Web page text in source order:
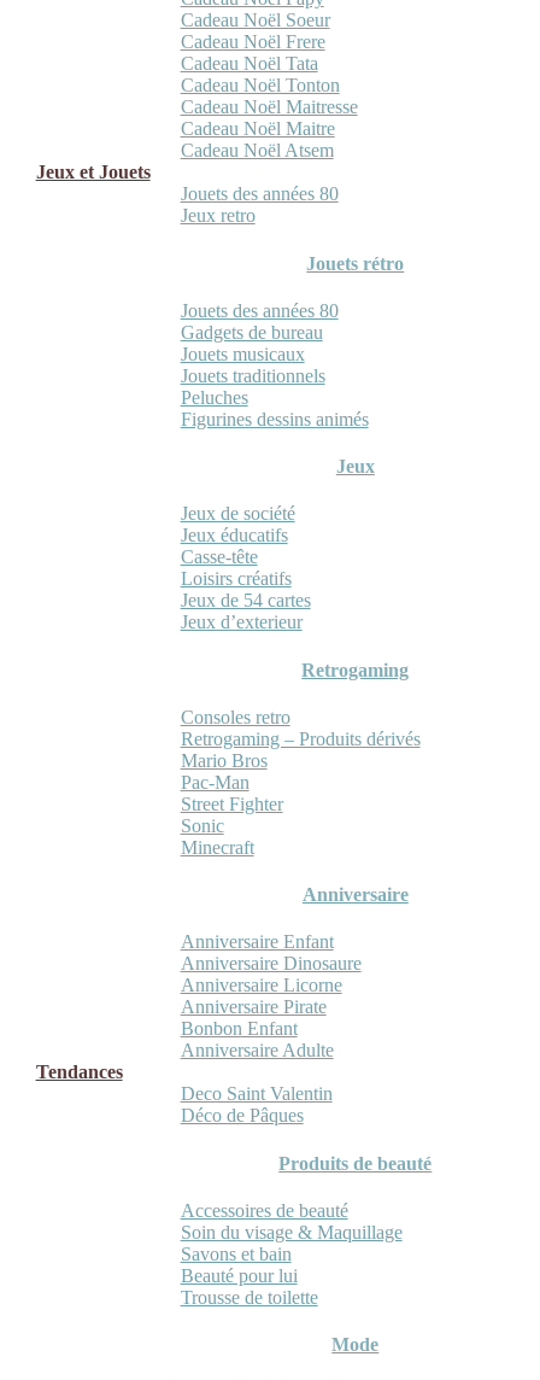
Cadeau Noël Soeur
Cadeau Noël Frere
Cadeau Noël Tata
Cadeau Noël Tonton
Cadeau Noël Maitresse
Cadeau Noël Maitre
Cadeau Noël Atsem
Jeux et Jouets
Jouets des années 80
Jeux retro
Jouets rétro
Jouets des années 80
Gadgets de bureau
Jouets musicaux
Jouets traditionnels
Peluches
Figurines dessins animés
Jeux
Jeux de société
Jeux éducatifs
Casse-tête
Loisirs créatifs
Jeux de 54 cartes
Jeux d’exterieur
Retrogaming
Consoles retro
Retrogaming – Produits dérivés
Mario Bros
Pac-Man
Street Fighter
Sonic
Minecraft
Anniversaire
Anniversaire Enfant
Anniversaire Dinosaure
Anniversaire Licorne
Anniversaire Pirate
Bonbon Enfant
Anniversaire Adulte
Tendances
Deco Saint Valentin
Déco de Pâques
Produits de beauté
Accessoires de beauté
Soin du visage & Maquillage
Savons et bain
Beauté pour lui
Trousse de toilette
Mode